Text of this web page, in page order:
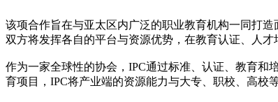
该项合作旨在与亚太区内广泛的职业教育机构一同打
双方将发挥各自的平台与资源优势，在教育认证、人
作为一家全球性的协会，IPC通过标准、认证、教育和
育项目，IPC将产业端的资源能力与大专、职校、高校